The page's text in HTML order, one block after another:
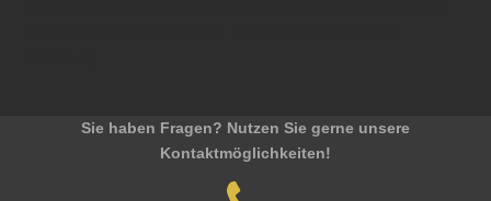
Sie haben Fragen? Nutzen Sie gerne unsere
Kontaktmöglichkeiten!